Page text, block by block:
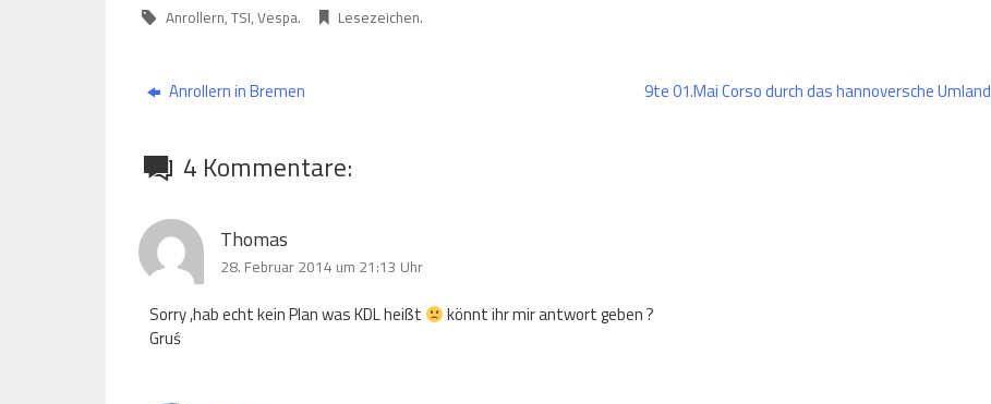
Anrollern,TSI,Vespa. Lesezeichen.
Anrollern in Bremen 9te 01.Mai Corso durch das hannoversche Umland
4 Kommentare:
Thomas
28. Februar 2014 um 21:13 Uhr
Sorry ,hab echt kein Plan was KDL heißt
könnt ihr mir antwort geben ?
Gruś